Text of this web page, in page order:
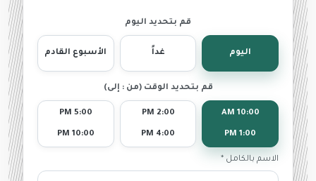
قم بتحديد اليوم
اليوم غداً الأسبوع القادم
قم بتحديد الوقت (من : إلى)
10:00 AM
1:00 PM
2:00 PM
4:00 PM
5:00 PM
10:00 PM
الاسم بالكامل *